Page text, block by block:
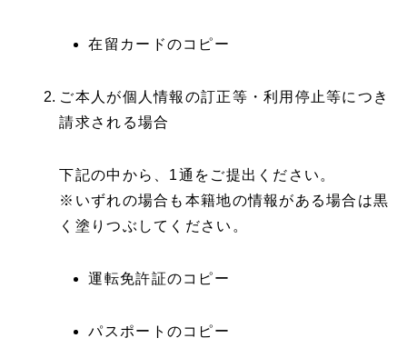
在留カードのコピー
ご本人が個人情報の訂正等・利用停止等につき
請求される場合
下記の中から、1通をご提出ください。
※いずれの場合も本籍地の情報がある場合は黒
く塗りつぶしてください。
運転免許証のコピー
パスポートのコピー